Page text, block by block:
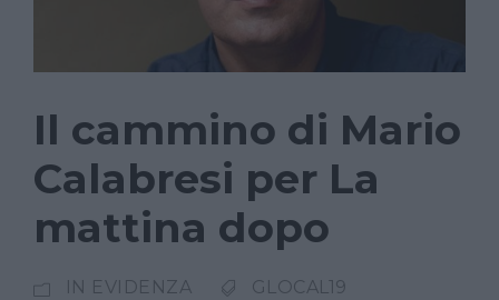
Il cammino di Mario
Calabresi per La
mattina dopo
IN EVIDENZA GLOCAL19